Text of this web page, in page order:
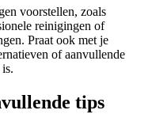
voorstellen, zoals
reinigingen of
Praat ook met je
of aanvullende
tips